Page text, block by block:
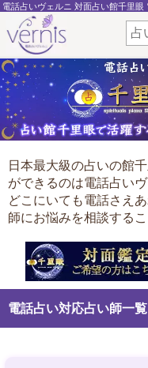
電話占いヴェルニ 対面占い館千里
日本最大級の占いの館
ができるのは電話占いヴ
どこにいても電話さえ
師にお悩みを相談するこ
電話占い対応占い師一覧